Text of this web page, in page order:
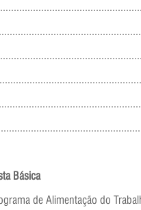
Básica
de Alimentação do